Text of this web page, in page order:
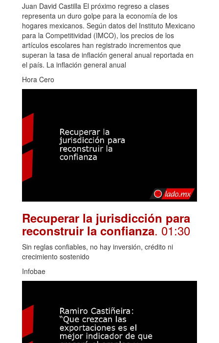
Juan David Castilla El próximo regreso a clases
representa un duro golpe para la economía de los
hogares mexicanos. Según datos del Instituto Mexicano
para la Competitividad (IMCO), los precios de los
artículos escolares han registrado incrementos que
superan la tasa de inflación general anual reportada en
el país. La inflación general anual
Hora Cero
Recuperar la jurisdicción para
reconstruir la confianza. 01:30
Sin reglas confiables, no hay inversión, crédito ni
crecimiento sostenido
Infobae